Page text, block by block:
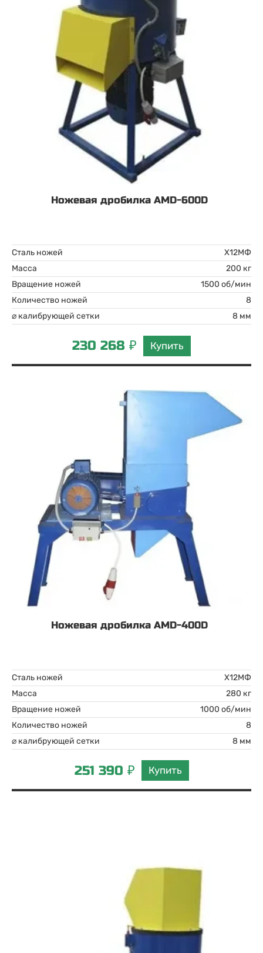
Ножевая дробилка AMD-600D
Сталь ножей
Х12МФ
Масса
200 кг
Вращение ножей
1500 об/мин
Количество ножей
8
⌀ калибрующей сетки
8 мм
230 268 ₽ Купить
Ножевая дробилка AMD-400D
Сталь ножей
Х12МФ
Масса
280 кг
Вращение ножей
1000 об/мин
Количество ножей
8
⌀ калибрующей сетки
8 мм
251 390 ₽ Купить